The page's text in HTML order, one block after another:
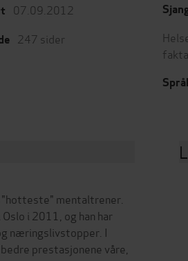
07.09.2012
247 sider
fakta
mentaltrener.
i 2011, og han har
næringslivstopper. I
prestasjonene våre,